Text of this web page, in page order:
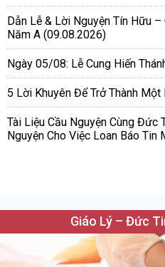
Dẫn Lễ & Lời Nguyện Tín Hữu
Năm A (09.08.2026)
Ngày 05/08: Lễ Cung Hiến
5 Lời Khuyên Để Trở Thành
Tài Liệu Cầu Nguyện Cùng Đức
Nguyện Cho Việc Loan Báo Tin
Giáo Lý – Đức